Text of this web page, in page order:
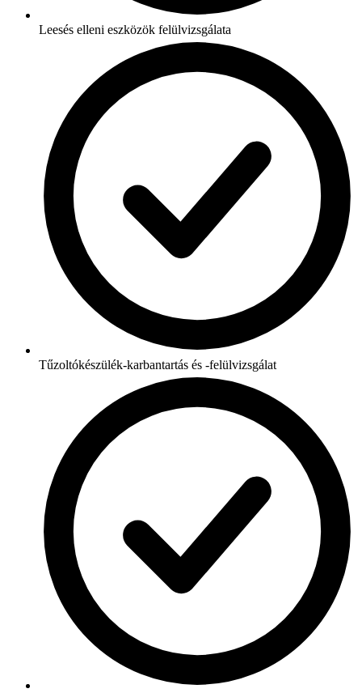
Leesés elleni eszközök felülvizsgálata
Tűzoltókészülék-karbantartás és -felülvizsgálat